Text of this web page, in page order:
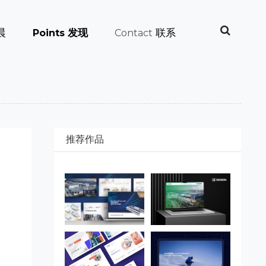
Points 发现 Contact 联系
推荐作品